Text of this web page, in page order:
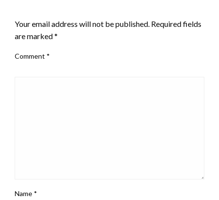
Your email address will not be published. Required fields
are marked*
Comment *
Name *